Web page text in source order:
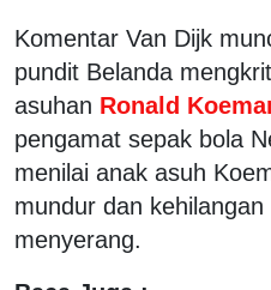
Komentar Van Dijk
pundit Belanda
asuhan Ronald
pengamat sepak bola
menilai anak asuh
mundur dan
menyerang.